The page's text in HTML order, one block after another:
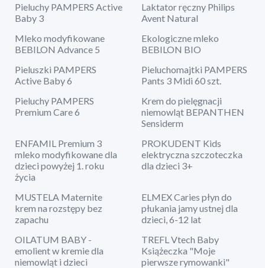
Pieluchy PAMPERS Active
Baby 3
Laktator ręczny Philips
Avent Natural
Mleko modyfikowane
BEBILON Advance 5
Ekologiczne mleko
BEBILON BIO
Pieluszki PAMPERS
Active Baby 6
Pieluchomajtki PAMPERS
Pants 3 Midi 60 szt.
Pieluchy PAMPERS
Premium Care 6
Krem do pielęgnacji
niemowląt BEPANTHEN
Sensiderm
ENFAMIL Premium 3
mleko modyfikowane dla
dzieci powyżej 1. roku
życia
PROKUDENT Kids
elektryczna szczoteczka
dla dzieci 3+
MUSTELA Maternite
krem na rozstępy bez
zapachu
ELMEX Caries płyn do
płukania jamy ustnej dla
dzieci, 6-12 lat
OILATUM BABY -
emolient w kremie dla
niemowląt i dzieci
TREFL Vtech Baby
Książeczka "Moje
pierwsze rymowanki"